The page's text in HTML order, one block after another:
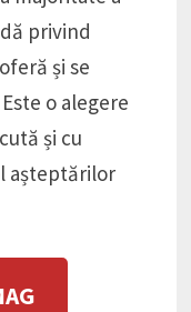
privind
și se
o alegere
și cu
așteptărilor